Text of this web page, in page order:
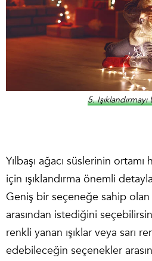
5.
Yılbaşı ağacı süslerinin
için ışıklandırma önemli
Geniş bir seçeneğe sahip olan
arasından istediğini
renkli yanan ışıklar veya sarı
edebileceğin seçenekler